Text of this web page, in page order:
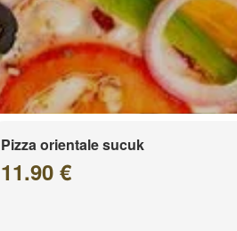
Pizza orientale sucuk
11.90 €